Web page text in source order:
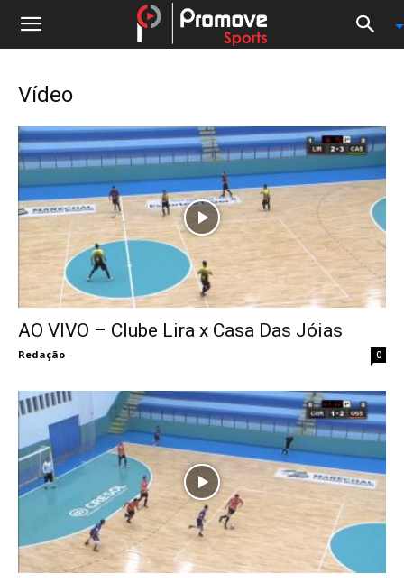
Vídeo
AO VIVO – Clube Lira x Casa Das Jóias
Redação - 0